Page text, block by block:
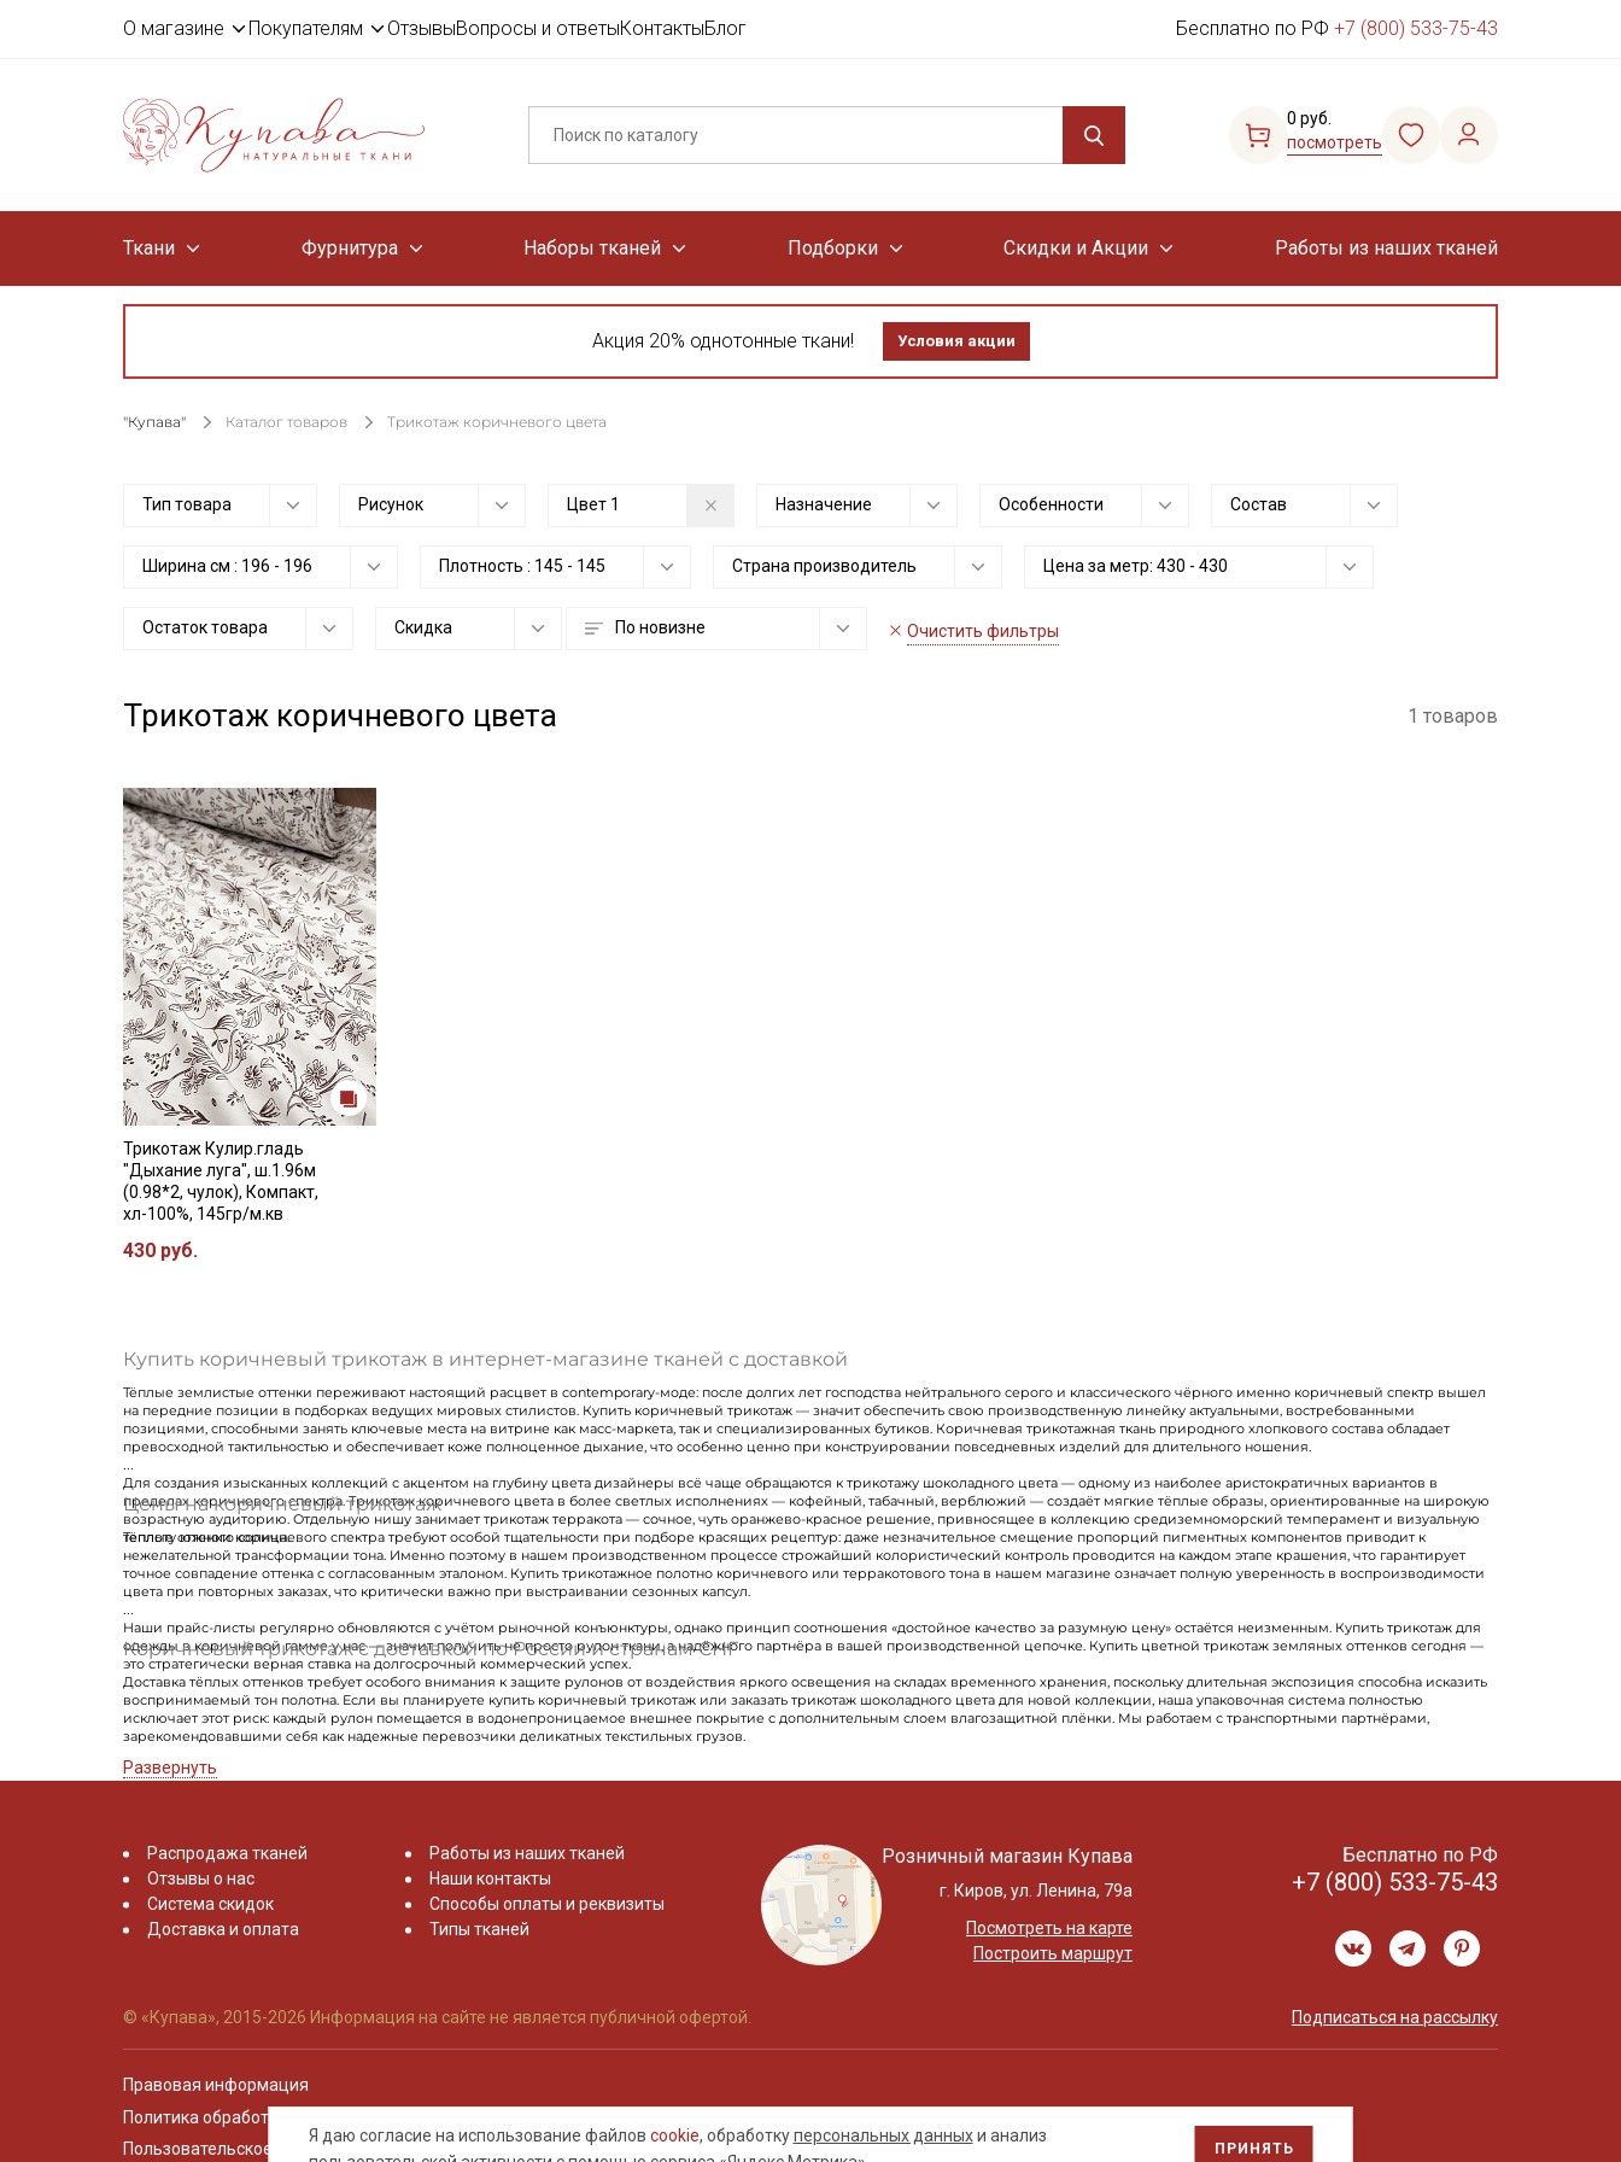
О магазине Покупателям ОтзывыВопросы и ответыКонтактыБлог Бесплатно по РФ +7 (800) 533-75-43
0 руб.
посмотреть
Ткани Фурнитура Наборы тканей Подборки Скидки и Акции Работы из наших тканей
Акция 20% однотонные ткани! Условия акции
"Купава" Каталог товаров Трикотаж коричневого цвета
Тип товара Рисунок Цвет 1 Назначение Особенности Состав
Ширина см : 196 - 196 Плотность : 145 - 145 Страна производитель Цена за метр: 430 - 430
Остаток товара Скидка По новизне Очистить фильтры
Трикотаж коричневого цвета 1 товаров
Трикотаж Кулир.гладь
"Дыхание луга", ш.1.96м
(0.98*2, чулок), Компакт,
хл-100%, 145гр/м.кв
430 руб.
Купить коричневый трикотаж в интернет-магазине тканей с доставкой
Тёплые землистые оттенки переживают настоящий расцвет в contemporary-моде: после долгих лет господства нейтрального серого и классического чёрного именно коричневый спектр вышел
на передние позиции в подборках ведущих мировых стилистов. Купить коричневый трикотаж — значит обеспечить свою производственную линейку актуальными, востребованными
позициями, способными занять ключевые места на витрине как масс-маркета, так и специализированных бутиков. Коричневая трикотажная ткань природного хлопкового состава обладает
превосходной тактильностью и обеспечивает коже полноценное дыхание, что особенно ценно при конструировании повседневных изделий для длительного ношения.
Для создания изысканных коллекций с акцентом на глубину цвета дизайнеры всё чаще обращаются к трикотажу шоколадного цвета — одному из наиболее аристократичных вариантов в
пределах коричневого спектра. Трикотаж коричневого цвета в более светлых исполнениях — кофейный, табачный, верблюжий — создаёт мягкие тёплые образы, ориентированные на широкую
возрастную аудиторию. Отдельную нишу занимает трикотаж терракота — сочное, чуть оранжево-красное решение, привносящее в коллекцию средиземноморский темперамент и визуальную
теплоту южного солнца.
Цены на коричневый трикотаж
Тёплые оттенки коричневого спектра требуют особой тщательности при подборе красящих рецептур: даже незначительное смещение пропорций пигментных компонентов приводит к
нежелательной трансформации тона. Именно поэтому в нашем производственном процессе строжайший колористический контроль проводится на каждом этапе крашения, что гарантирует
точное совпадение оттенка с согласованным эталоном. Купить трикотажное полотно коричневого или терракотового тона в нашем магазине означает полную уверенность в воспроизводимости
цвета при повторных заказах, что критически важно при выстраивании сезонных капсул.
Наши прайс-листы регулярно обновляются с учётом рыночной конъюнктуры, однако принцип соотношения «достойное качество за разумную цену» остаётся неизменным. Купить трикотаж для
одежды в коричневой гамме у нас — значит получить не просто рулон ткани, а надёжного партнёра в вашей производственной цепочке. Купить цветной трикотаж земляных оттенков сегодня —
это стратегически верная ставка на долгосрочный коммерческий успех.
Коричневый трикотаж с доставкой по России и странам СНГ
Доставка тёплых оттенков требует особого внимания к защите рулонов от воздействия яркого освещения на складах временного хранения, поскольку длительная экспозиция способна исказить
воспринимаемый тон полотна. Если вы планируете купить коричневый трикотаж или заказать трикотаж шоколадного цвета для новой коллекции, наша упаковочная система полностью
исключает этот риск: каждый рулон помещается в водонепроницаемое внешнее покрытие с дополнительным слоем влагозащитной плёнки. Мы работаем с транспортными партнёрами,
зарекомендовавшими себя как надежные перевозчики деликатных текстильных грузов.
Развернуть
Я даю согласие на использование файлов cookie, обработкуперсональных данныхи анализ
ПРИНЯТЬ
Распродажа тканей
Отзывы о нас
Система скидок
Доставка и оплата
Работы из наших тканей
Наши контакты
Способы оплаты и реквизиты
Типы тканей
Розничный магазин Купава
г. Киров, ул. Ленина, 79а
Посмотреть на карте
Построить маршрут
Бесплатно по РФ
+7 (800) 533-75-43
© «Купава», 2015-2026 Информация на сайте не является публичной офертой. Подписаться на рассылку
Правовая информация
Политика обработки персональных данных
Пользовательское соглашение
информационных рассылок